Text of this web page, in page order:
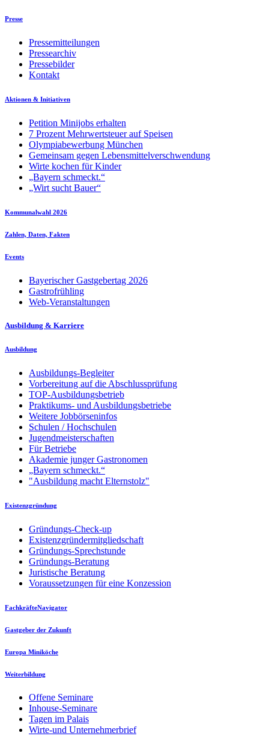
Presse
Pressemitteilungen
Pressearchiv
Pressebilder
Kontakt
Aktionen & Initiativen
Petition Minijobs erhalten
7 Prozent Mehrwertsteuer auf Speisen
Olympiabewerbung München
Gemeinsam gegen Lebensmittelverschwendung
Wirte kochen für Kinder
„Bayern schmeckt.“
„Wirt sucht Bauer“
Kommunalwahl 2026
Zahlen, Daten, Fakten
Events
Bayerischer Gastgebertag 2026
Gastrofrühling
Web-Veranstaltungen
Ausbildung & Karriere
Ausbildung
Ausbildungs-Begleiter
Vorbereitung auf die Abschlussprüfung
TOP-Ausbildungsbetrieb
Praktikums- und Ausbildungsbetriebe
Weitere Jobbörseninfos
Schulen / Hochschulen
Jugendmeisterschaften
Für Betriebe
Akademie junger Gastronomen
„Bayern schmeckt.“
"Ausbildung macht Elternstolz"
Existenzgründung
Gründungs-Check-up
Existenzgründermitgliedschaft
Gründungs-Sprechstunde
Gründungs-Beratung
Juristische Beratung
Voraussetzungen für eine Konzession
FachkräfteNavigator
Gastgeber der Zukunft
Europa Miniköche
Weiterbildung
Offene Seminare
Inhouse-Seminare
Tagen im Palais
Wirte-und Unternehmerbrief